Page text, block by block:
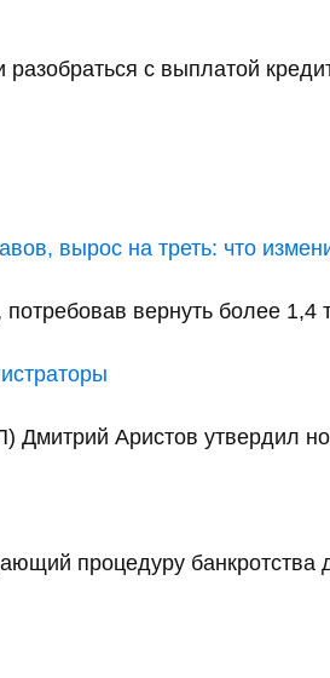
с выплатой
вырос на треть: что
вернуть более 1,4
Аристов утвердил
процедуру банкротства